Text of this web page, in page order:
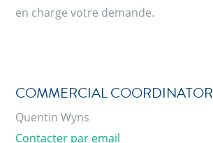
en charge votre demande.
COMMERCIAL COORDINATOR
Quentin Wyns
Contacter par email